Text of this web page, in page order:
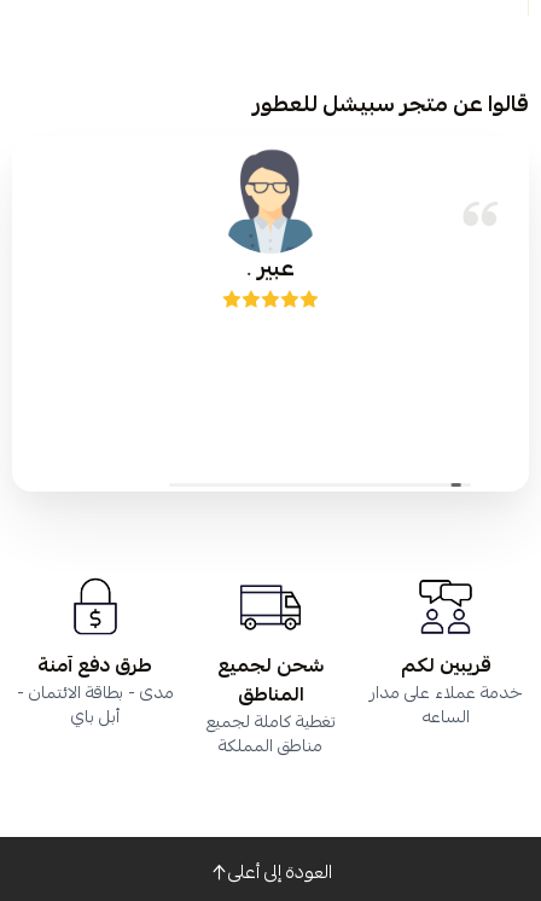
قالوا عن متجر سبيشل للعطور
عبير .
قريبين لكم
خدمة عملاء على مدار
الساعه
شحن لجميع
المناطق
تغطية كاملة لجميع
مناطق المملكة
طرق دفع آمنة
مدى - بطاقة الائتمان -
أبل باي
العودة إلى أعلى